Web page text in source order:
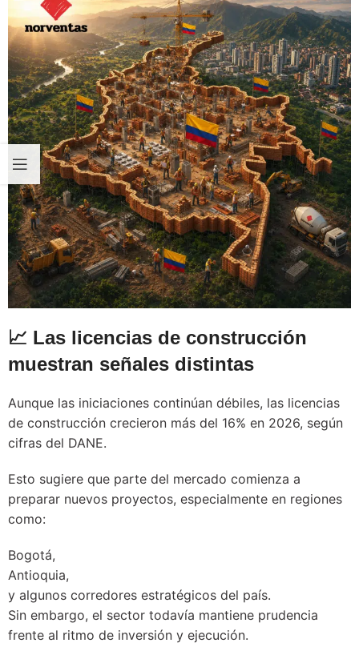
📈 Las licencias de construcción
muestran señales distintas
Aunque las iniciaciones continúan débiles, las licencias
de construcción crecieron más del 16% en 2026, según
cifras del DANE.
Esto sugiere que parte del mercado comienza a
preparar nuevos proyectos, especialmente en regiones
como:
Bogotá,
Antioquia,
y algunos corredores estratégicos del país.
Sin embargo, el sector todavía mantiene prudencia
frente al ritmo de inversión y ejecución.